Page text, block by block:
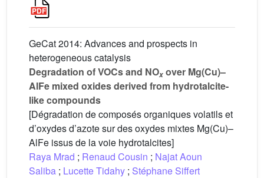
GeCat 2014: Advances and prospects in
heterogeneous catalysis
Degradation of VOCs and NOx over Mg(Cu)–
AlFe mixed oxides derived from hydrotalcite-
like compounds
[Dégradation de composés organiques volatils et
d’oxydes d’azote sur des oxydes mixtes Mg(Cu)–
AlFe issus de la voie hydrotalcites]
Raya Mrad ; Renaud Cousin ; Najat Aoun
Saliba ; Lucette Tidahy ; Stéphane Siffert